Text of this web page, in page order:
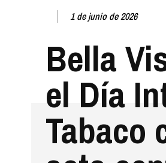
1 de junio de 2026
Bella
el Día
Tabaco